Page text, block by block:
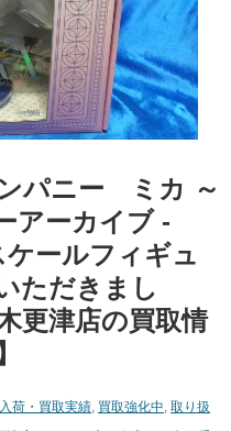
パニー ミカ ～
アーカイブ -
ールフィギュ
ただきまし
更津店の買取情
荷・買取実績, 買取強化中, 取り扱